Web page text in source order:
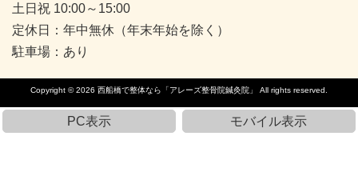
土日祝 10:00～15:00
定休日：年中無休（年末年始を除く）
駐車場：あり
Copyright © 2026 西船橋で整体なら「アレーズ整骨院鍼灸院」 All rights reserved.
PC表示 モバイル表示